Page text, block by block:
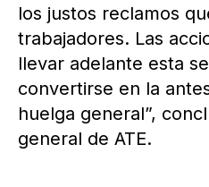
los justos reclamos
trabajadores. Las
llevar adelante esta
convertirse en la
huelga general”,
general de ATE.